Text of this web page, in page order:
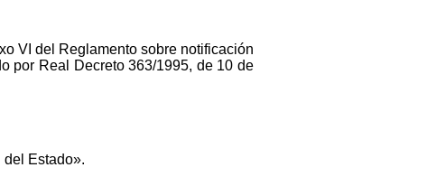
VI del Reglamento sobre notificación
por Real Decreto 363/1995, de 10 de
del Estado».